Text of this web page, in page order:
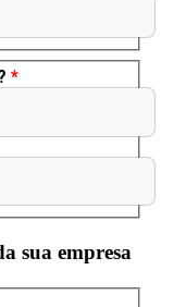
*
sua empresa